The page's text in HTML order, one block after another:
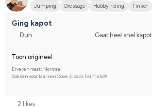
Jumping
Dressage Hobby riding Tinker
Ging kapot
Dun Gaat heel snel kapot
Toon origineel
Ervaren maat: Normaal
Sokken voor laarzen Cove 3-pack Fairfield®
2 likes